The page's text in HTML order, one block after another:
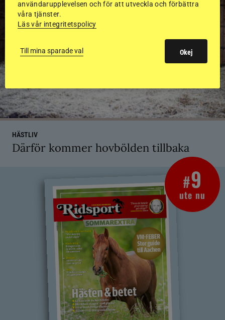
HÄSTLIV
Därför kommer hovbölden tillbaka
#9
ute nu
användarupplevelsen och för att utveckla och förbättra
våra tjänster.
Läs vår integritetspolicy
Till mina sparade val Okej